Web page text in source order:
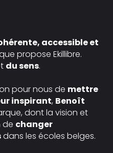
accessible et
propose Ekillibre.
du sens.
pour nous de mettre
inspirant, Benoît
dont la vision et
de changer
dans les écoles belges.